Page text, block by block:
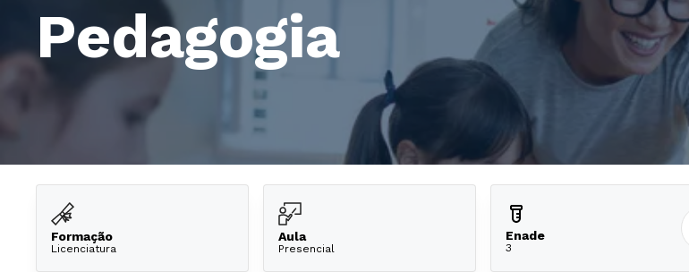
Pedagogia
Formação
Licenciatura
Aula
Presencial
Enade
3